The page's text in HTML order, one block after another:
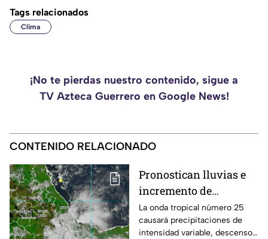
Tags relacionados
Clima
¡No te pierdas nuestro contenido, sigue a
TV Azteca Guerrero en Google News!
CONTENIDO RELACIONADO
Pronostican lluvias e
incremento de
tormentas en Oaxaca
este viernes
La onda tropical número 25
causará precipitaciones de
intensidad variable, descenso